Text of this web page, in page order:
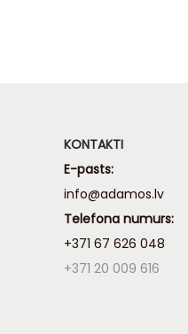
KONTAKTI
E-pasts:
info@adamos.lv
Telefona numurs:
+371 67 626 048
+371 20 009 616